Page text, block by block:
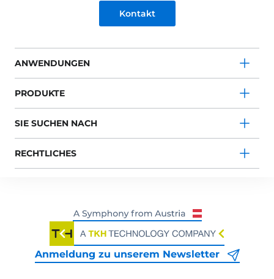
Kontakt
ANWENDUNGEN
PRODUKTE
SIE SUCHEN NACH
RECHTLICHES
Anmeldung zu unserem Newsletter